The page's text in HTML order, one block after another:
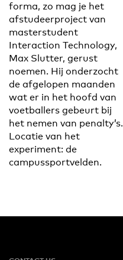
forma, zo mag je het
afstudeerproject van
masterstudent
Interaction Technology,
Max Slutter, gerust
noemen. Hij onderzocht
de afgelopen maanden
wat er in het hoofd van
voetballers gebeurt bij
het nemen van penalty’s.
Locatie van het
experiment: de
campussportvelden.